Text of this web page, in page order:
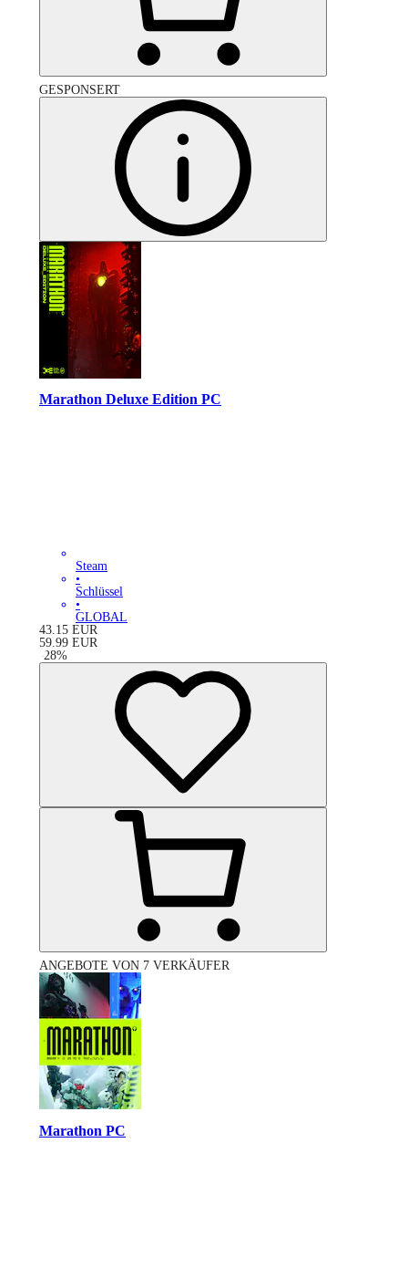
GESPONSERT
Marathon Deluxe Edition PC
Steam
•
Schlüssel
•
GLOBAL
43.15 EUR
59.99 EUR
-28%
ANGEBOTE VON 7 VERKÄUFER
Marathon PC